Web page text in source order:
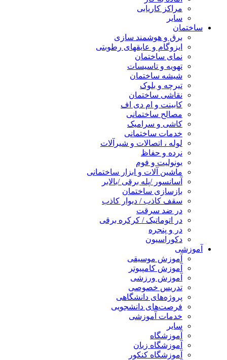
مراکز کاریابی
سایر
ساختمان
برق و هوشمند سازی
ایزوگام و عایقهای رطوبتی
نمای ساختمان
تهویه و تاسیسات
شیشه ساختمان
تیرچه و بلوک
نقاشی ساختمان
کابینت و ام دی اف
مصالح ساختمانی
کاشی و سرامیک
خدمات ساختمانی
لوله ، اتصالات و شیرآلات
نرده و حفاظ
یونولیت و فوم
ماشین آلات و ابزار ساختمانی
آسانسور /پله برقی /بالابر
بازسازی ساختمان
سقف کاذب / دیوار کاذب
در ضد سرقت
در اتوماتیک / کرکره برقی
در و پنجره
دکوراسیون
آموزشی
آموزش موسیقی
آموزش کامپیوتر
آموزش ورزشی
تدریس خصوصی
پروژه‌های دانشگاهی
فرصت‌های دانشجویی
خدمات آموزشی
سایر
آموزشگاه
آموزشگاه زبان
آموزشگاه کنکور